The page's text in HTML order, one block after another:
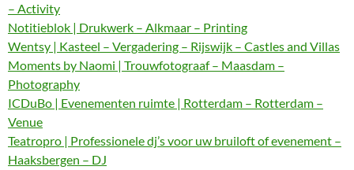
– Activity
Notitieblok | Drukwerk – Alkmaar – Printing
Wentsy | Kasteel – Vergadering – Rijswijk – Castles and Villas
Moments by Naomi | Trouwfotograaf – Maasdam –
Photography
ICDuBo | Evenementen ruimte | Rotterdam – Rotterdam –
Venue
Teatropro | Professionele dj’s voor uw bruiloft of evenement –
Haaksbergen – DJ